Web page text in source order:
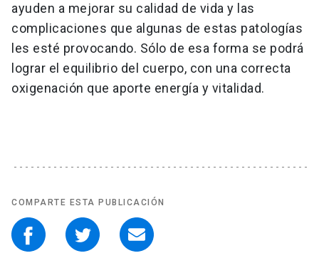
ayuden a mejorar su calidad de vida y las
complicaciones que algunas de estas patologías
les esté provocando. Sólo de esa forma se podrá
lograr el equilibrio del cuerpo, con una correcta
oxigenación que aporte energía y vitalidad.
COMPARTE ESTA PUBLICACIÓN